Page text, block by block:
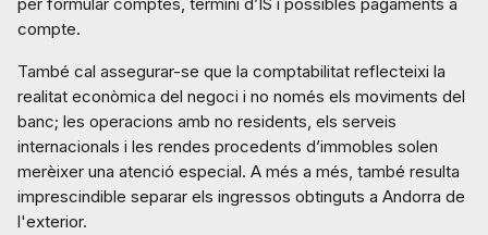
compte.
També cal assegurar-se que la comptabilitat reflecteixi la
realitat econòmica del negoci i no només els moviments del
banc; les operacions amb no residents, els serveis
internacionals i les rendes procedents d’immobles solen
merèixer una atenció especial. A més a més, també resulta
imprescindible separar els ingressos obtinguts a Andorra de
l'exterior.